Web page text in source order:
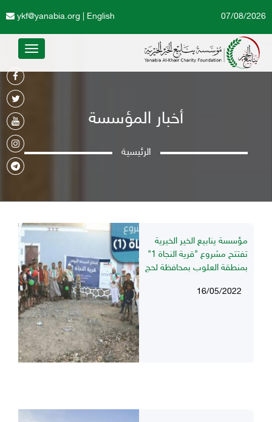
English
ykf@yanabia.org 07/08/2026
Toggle
أخبار المؤسسة
الرئيسية
مؤسسة ينابيع الخير الخيرية
تفتتح مشروع "قرية النجاة 1"
بمنطقة العلوب بمحافظة لحج
16/05/2022